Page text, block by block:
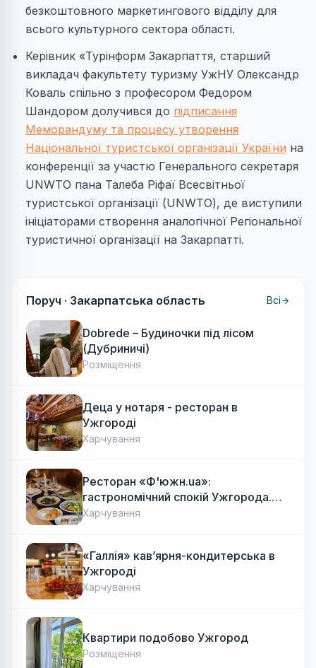
безкоштовного маркетингового відділу для
всього культурного сектора області.
Керівник «Турінформ Закарпаття, старший
викладач факультету туризму УжНУ Олександр
Коваль спільно з професором Федором
Шандором долучився до підписання
Меморандуму та процесу утворення
Національної туристської організації України на
конференції за участю Генерального секретаря
UNWTO пана Талеба Ріфаї Всесвітньої
туристської організації (UNWTO), де виступили
ініціаторами створення аналогічної Регіональної
туристичної організації на Закарпатті.
Поруч · Закарпатська область Всі
Dobrede – Будиночки під лісом
(Дубриничі)
Розміщення
Деца у нотаря - ресторан в
Ужгороді
Харчування
Ресторан «Ф'южн.ua»:
гастрономічний спокій Ужгорода.
Авторська локальна кухня, затишок
Харчування
«Галлія» кав’ярня-кондитерська в
Ужгороді
Харчування
Квартири подобово Ужгород
Розміщення